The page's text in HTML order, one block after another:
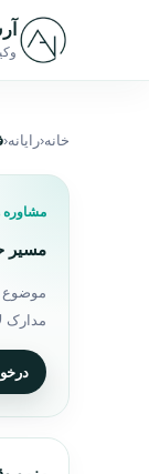
پرش به محتوا
خانه رایانه
مشاوره
مسیر
موضوع
مدارک